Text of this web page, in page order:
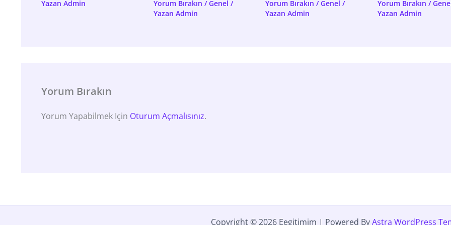
Yazan Admin Yorum Bırakın /Genel /
Yazan Admin
Yorum Bırakın /Genel /
Yazan Admin
Yorum Bırakın /
Yazan Admin
Yorum Bırakın
Yorum Yapabilmek Için Oturum Açmalısınız.
Copyright © 2026 Eegitimim | Powered ByAstra WordPress